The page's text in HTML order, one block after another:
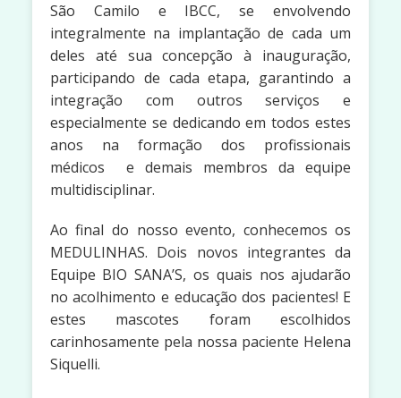
São Camilo e IBCC, se envolvendo
integralmente na implantação de cada um
deles até sua concepção à inauguração,
participando de cada etapa, garantindo a
integração com outros serviços e
especialmente se dedicando em todos estes
anos na formação dos profissionais
médicos e demais membros da equipe
multidisciplinar.
Ao final do nosso evento, conhecemos os
MEDULINHAS. Dois novos integrantes da
Equipe BIO SANA’S, os quais nos ajudarão
no acolhimento e educação dos pacientes! E
estes mascotes foram escolhidos
carinhosamente pela nossa paciente Helena
Siquelli.